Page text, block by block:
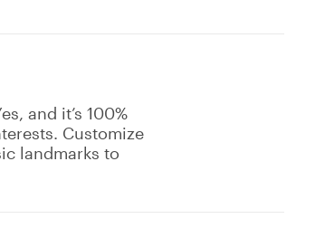
and it’s 100%
Customize
landmarks to